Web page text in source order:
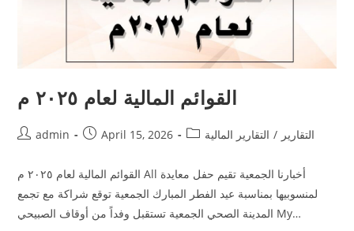
القوائم المالية لعام ٢٠٢٥ م
admin April 15, 2026 التقارير / التقارير المالية
القوائم المالية لعام ٢٠٢٥ م All أخبارنا الجمعية تقيم حفل معايدة
لمنسوبيها بمناسبة عيد الفطر المبارك الجمعية توقع شراكة مع تجمع
المدينة الصحي الجمعية تستقبل وفداً من أوقاف الصبيحي My…